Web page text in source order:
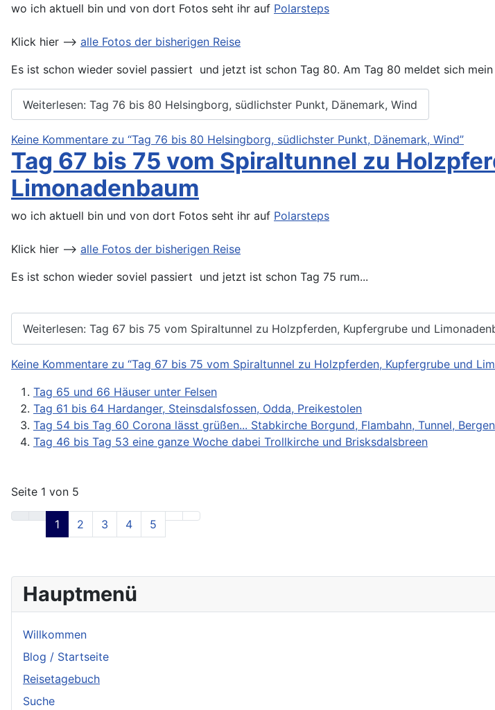
wo ich aktuell bin und von dort Fotos seht ihr auf Polarsteps
Klick hier --> alle Fotos der bisherigen Reise
Es ist schon wieder soviel passiert und jetzt ist schon Tag 80. Am Tag 80 meldet sich
Weiterlesen: Tag 76 bis 80 Helsingborg, südlichster Punkt, Dänemark, Wind
Keine Kommentare zu “Tag 76 bis 80 Helsingborg, südlichster Punkt, Dänemark, Wind”
Tag 67 bis 75 vom Spiraltunnel zu
Limonadenbaum
wo ich aktuell bin und von dort Fotos seht ihr auf Polarsteps
Klick hier --> alle Fotos der bisherigen Reise
Es ist schon wieder soviel passiert und jetzt ist schon Tag 75 rum...
Weiterlesen: Tag 67 bis 75 vom Spiraltunnel zu Holzpferden, Kupfergrube und
Keine Kommentare zu “Tag 67 bis 75 vom Spiraltunnel zu Holzpferden, Kupfergrube und
Tag 65 und 66 Häuser unter Felsen
Tag 61 bis 64 Hardanger, Steinsdalsfossen, Odda, Preikestolen
Tag 54 bis Tag 60 Corona lässt grüßen... Stabkirche Borgund, Flambahn, Tunnel, Bergen
Tag 46 bis Tag 53 eine ganze Woche dabei Trollkirche und Brisksdalsbreen
Seite 1 von 5
1 2 3 4 5
Hauptmenü
Willkommen
Blog / Startseite
Reisetagebuch
Suche